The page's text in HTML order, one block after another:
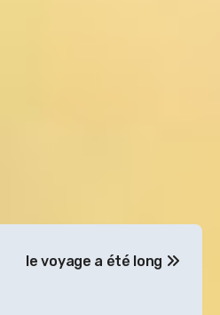
le voyage a été long